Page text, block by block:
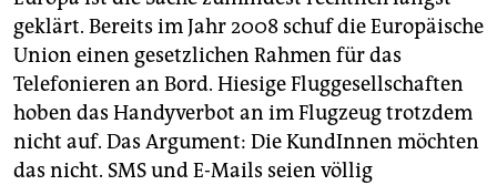
geklärt. Bereits im Jahr 2008 schuf die Europäische
Union einen gesetzlichen Rahmen für das
Telefonieren an Bord. Hiesige Fluggesellschaften
hoben das Handyverbot an im Flugzeug trotzdem
nicht auf. Das Argument: Die KundInnen möchten
das nicht. SMS und E-Mails seien völlig